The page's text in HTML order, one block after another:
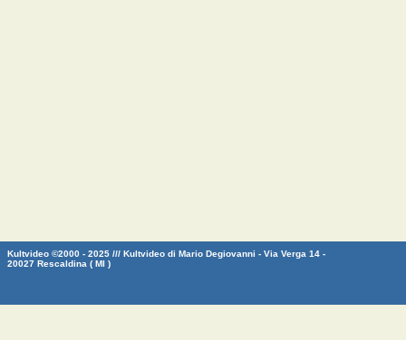
Kultvideo ©2000 - 2025 /// Kultvideo di Mario Degiovanni - Via Verga 14 -
20027 Rescaldina ( MI )